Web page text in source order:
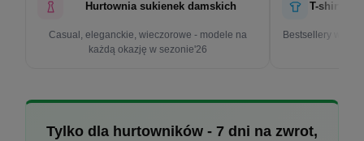
Hurtownia sukienek damskich
Casual, eleganckie, wieczorowe - modele na
każdą okazję w sezonie'26
T-shirty
Bestsellery w
Tylko dla hurtowników - 7 dni na zwrot,